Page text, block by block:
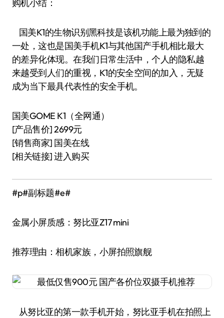
购机小结：
国美K1的生物识别黑科技是该机功能上最为独到的
一处，这也是国美手机K1与其他国产手机相比最大
的差异化体现。在我们日常生活中，个人的隐私越
来越受到人们的重视，K1的安全空间的加入，无疑
成为当下最具代表性的安全手机。
国美GOME K1（全网通）
[产品售价] 2699元
[销售商家] 国美在线
[相关链接] 进入购买
#p#副标题#e#
金属小屏质感：努比亚Z17 mini
推荐理由：相机家族，小屏拍照旗舰
从努比亚的第一款手机开始，努比亚手机在拍照上